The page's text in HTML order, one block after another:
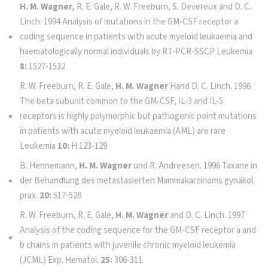
H. M. Wagner, R. E. Gale, R. W. Freeburn, S. Devereux and D. C.
Linch. 1994 Analysis of mutations in the GM-CSF receptor a
coding sequence in patients with acute myeloid leukaemia and
haematologically normal individuals by RT-PCR-SSCP Leukemia
8: 1527-1532
R. W. Freeburn, R. E. Gale, H. M. WagnerHand D. C. Linch. 1996
The beta subunit common to the GM-CSF, IL-3 and IL-5
receptors is highly polymorphic but pathogenic point mutations
in patients with acute myeloid leukaemia (AML) are rare
Leukemia 10: H 123-129
B. Hennemann, H. M. Wagnerund R. Andreesen. 1996 Taxane in
der Behandlung des metastasierten Mammakarzinoms gynäkol.
prax. 20:517-526
R. W. Freeburn, R. E. Gale, H. M. Wagnerand D. C. Linch. 1997
Analysis of the coding sequence for the GM-CSF receptor a and
b chains in patients with juvenile chronic myeloid leukemia
(JCML) Exp. Hematol. 25:306-311